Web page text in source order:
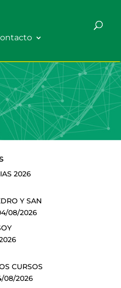
2026
Y SAN
08/2026
CURSOS
08/2026